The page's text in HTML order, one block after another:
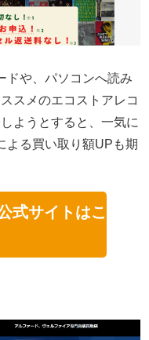
ドや、パソコンへ読み
スメのエコストアレコ
ようとすると、一気に
よる買い取り額UPも期
式サイトはこ